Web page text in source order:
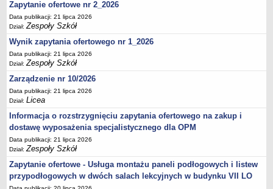
Zapytanie ofertowe nr 2_2026
Data publikacji: 21 lipca 2026
Dział:Zespoły Szkół
Wynik zapytania ofertowego nr 1_2026
Data publikacji: 21 lipca 2026
Dział:Zespoły Szkół
Zarządzenie nr 10/2026
Data publikacji: 21 lipca 2026
Dział:Licea
Informacja o rozstrzygnięciu zapytania ofertowego na zakup i
dostawę wyposażenia specjalistycznego dla OPM
Data publikacji: 21 lipca 2026
Dział:Zespoły Szkół
Zapytanie ofertowe - Usługa montażu paneli podłogowych i listew
przypodłogowych w dwóch salach lekcyjnych w budynku VII LO